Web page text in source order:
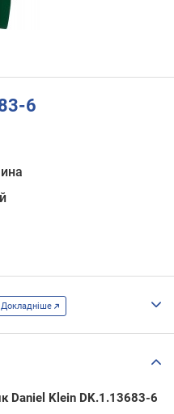
6
Докладніше
Daniel Klein DK.1.13683-6